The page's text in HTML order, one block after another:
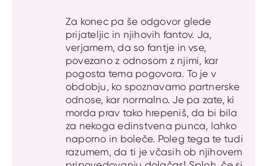
Za konec pa še odgovor glede
prijateljic in njihovih fantov. Ja,
verjamem, da so fantje in vse,
povezano z odnosom z njimi, kar
pogosta tema pogovora. To je v
obdobju, ko spoznavamo partnerske
odnose, kar normalno. Je pa zate, ki
morda prav tako hrepeniš, da bi bila
za nekoga edinstvena punca, lahko
naporno in boleče. Poleg tega te tudi
razumem, da ti je včasih ob njihovem